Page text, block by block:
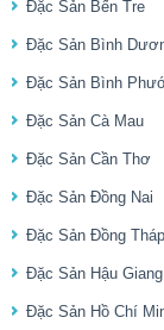
Đặc Sản Bến Tre
Đặc Sản Bình
Đặc Sản Bình
Đặc Sản Cà Mau
Đặc Sản Cần Thơ
Đặc Sản Đồng Nai
Đặc Sản Đồng Tháp
Đặc Sản Hậu Giang
Đặc Sản Hồ Chí